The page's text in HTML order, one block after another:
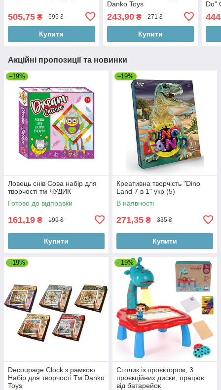
505,75 ₴ 595 ₴
Купити
Danko Toys
243,90₴ 271 ₴
Купити
Do"
Акційні пропозиції та новинки
–19%
Ловець снів Сова набір для
творчості тм ЧУДИК
Готово до відправки
161,19 ₴ 199 ₴
Купити
–19%
Креативна творчість "Dino
Land 7 в 1" укр (5)
В наявності
271,35 ₴ 335 ₴
Купити
–19%
Decoupage Clock з рамкою
Набір для творчості Тм Danko
Toys
–19%
Столик із проєктором, 3
проєкційних диски, працює
від батарейок